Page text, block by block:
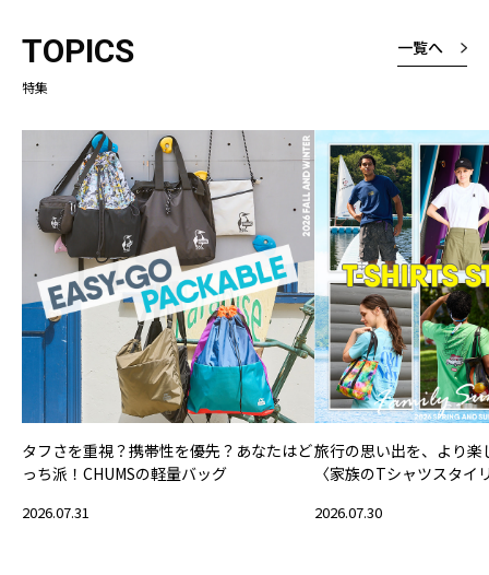
TOPICS
特集
一覧へ
タフさを重視？携帯性を優先？あなたはど
っち派！CHUMSの軽量バッグ
2026.07.31
旅行の思い出を、より楽
〈家族のTシャツスタイ
2026.07.30